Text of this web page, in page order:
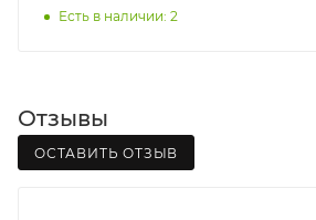
• Московская - Ульяновская
• Щорса – Ульяновская
Доставка в Нововятский р-он,
Есть в наличии: 2
Отзывы
ОСТАВИТЬ ОТЗЫВ